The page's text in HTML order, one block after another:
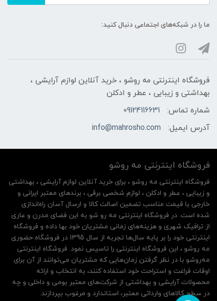
ما را در شبکه‌های اجتماعی دنبال کنید:
فروشگاه اینترنتی مه‌ رو‌شو ، خرید آنلاین لوازم آرایشی ،
بهداشتی و زیبایی ، عطر و ادکلن
شماره تماس:
09124116631
آدرس ایمیل:
info@mahrosho.com
فروشگاه اینترنتی مه‌ رو‌شو
فروشگاه اینترنتی مه‌ رو‌شو ، برای خرید آنلاین لوازم آرایشی ، بهداشتی
و زیبایی ، عطر و ادکلن ، لوازم شخصی برقی ، برندهای معتبر ایرانی و
خارجی با قیمت مناسب تضمین اصالت کالا و ارسال آسان راه‌اندازی
شده است. در فروشگاه اینترنتی مه رو شو به این فضای مدرن و عاری
از ترافیک شهری و هزینه‌های زمانی مشتریان خود بها داده و فروشگاه
اینترنتی خود را بر پایه سال‌ها تجربه از سال 1395 در فروشگاه حضوری
مه روشو ، این فروشگاه اینترنتی را تاسیس نمود. فروشگاه اینترنتی
مه‌رو‌شو با در نظر گرفتن زمان‌هایی که مشتریان می‌توانند از آن‌ برای
اوقات فراغت و استراحت خود استفاده کنند، به انتخاب و ارائه
محصولات آرایشی و بهداشتی از شرکت‌های معتبر بومی و داخلی و چه
در سطح کالاهای وارداتی معتبر، استاندارد و مرغوب بپردازند.